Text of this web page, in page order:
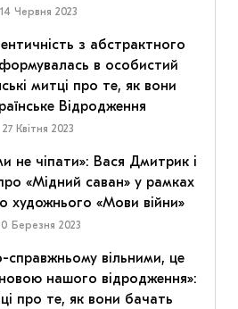
14 Червня 2023
з абстрактного
в особистий
митці про те, як вони
Відродження
27 Квітня 2023
не чіпати»: Вася Дмитрик і
«Мідний саван» у рамках
художнього «Мови війни»
Березня 2023
вільними, це
нашого відродження»:
про те, як вони бачать